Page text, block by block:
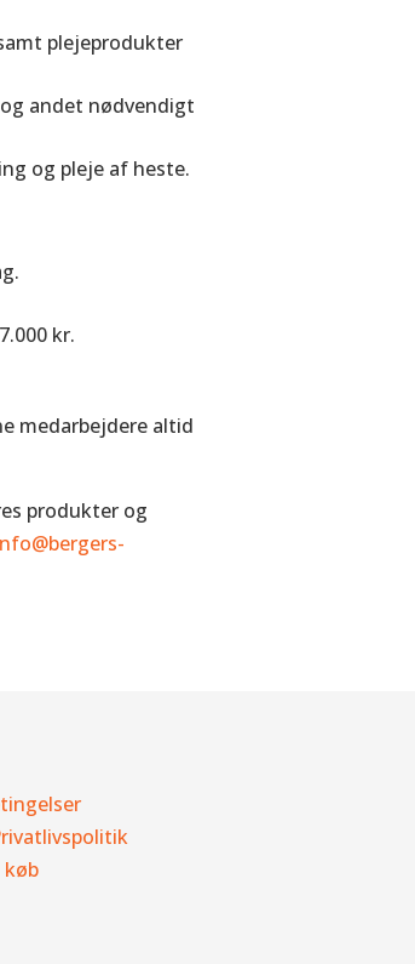
plejeprodukter
andet nødvendigt
og pleje af heste.
kr.
medarbejdere altid
produkter og